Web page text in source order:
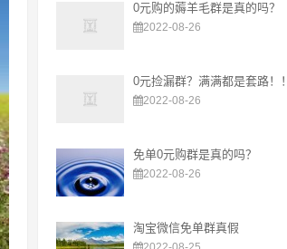
0元购的薅羊毛群是真的吗？
2022-08-26
0元捡漏群？满满都是套路！！
2022-08-26
免单0元购群是真的吗？
2022-08-26
淘宝微信免单群真假